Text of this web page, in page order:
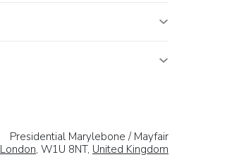
Presidential Marylebone / Mayfair
London, W1U 8NT, United Kingdom